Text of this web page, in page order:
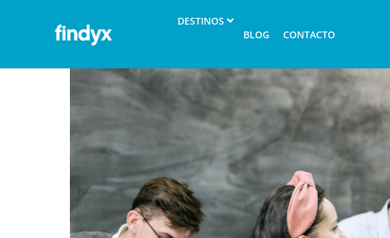
DESTINOS
BLOG
CONTACTO
Estudiar un diploma en el
profesional